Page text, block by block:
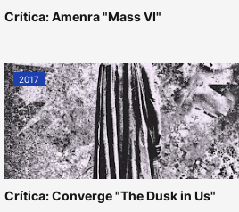
Crítica: Amenra "Mass VI"
2017
Crítica: Converge "The Dusk in Us"